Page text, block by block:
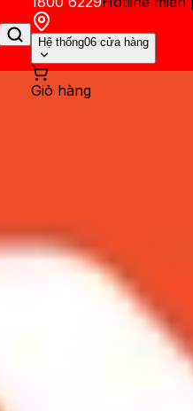
Hệ thống06 cửa hàng
Giỏ hàng
giá bao